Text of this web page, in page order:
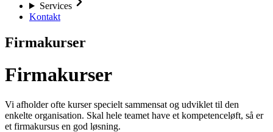
Services
Kontakt
Firmakurser
Firmakurser
Vi afholder ofte kurser specielt sammensat og udviklet til den
enkelte organisation. Skal hele teamet have et kompetenceløft, så er
et firmakursus en god løsning.